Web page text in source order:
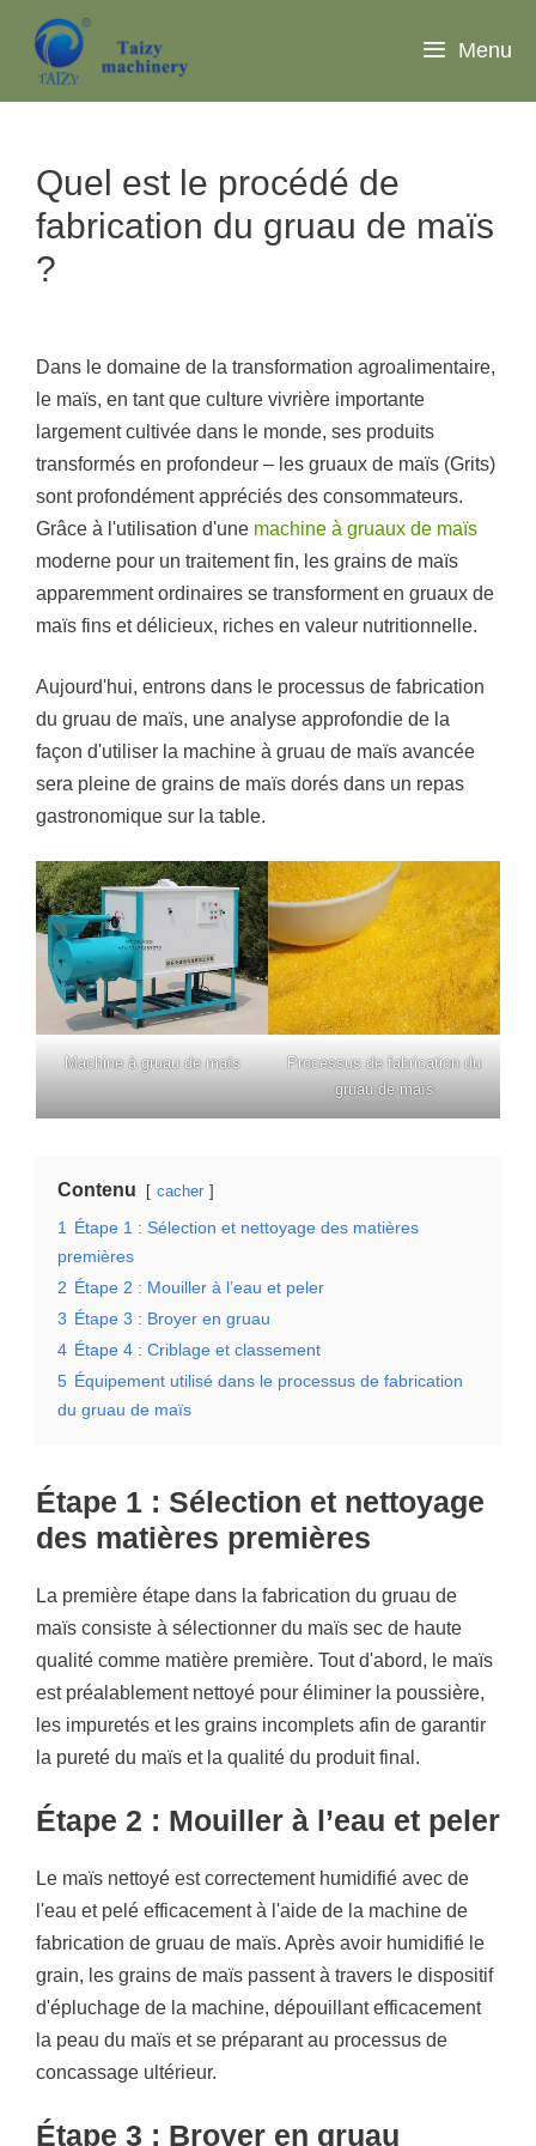
contenu
Menu
Quel est le procédé de
fabrication du gruau de maïs
?
Dans le domaine de la transformation agroalimentaire,
le maïs, en tant que culture vivrière importante
largement cultivée dans le monde, ses produits
transformés en profondeur – les gruaux de maïs (Grits)
sont profondément appréciés des consommateurs.
Grâce à l'utilisation d'une machine à gruaux de maïs
moderne pour un traitement fin, les grains de maïs
apparemment ordinaires se transforment en gruaux de
maïs fins et délicieux, riches en valeur nutritionnelle.
Aujourd'hui, entrons dans le processus de fabrication
du gruau de maïs, une analyse approfondie de la
façon d'utiliser la machine à gruau de maïs avancée
sera pleine de grains de maïs dorés dans un repas
gastronomique sur la table.
Machine à gruau de maïs
Processus de fabrication du
gruau de maïs
Contenu cacher
1 Étape 1 : Sélection et nettoyage des matières
premières
2 Étape 2 : Mouiller à l’eau et peler
3 Étape 3 : Broyer en gruau
4 Étape 4 : Criblage et classement
5 Équipement utilisé dans le processus de fabrication
du gruau de maïs
Étape 1 : Sélection et nettoyage
des matières premières
La première étape dans la fabrication du gruau de
maïs consiste à sélectionner du maïs sec de haute
qualité comme matière première. Tout d'abord, le maïs
est préalablement nettoyé pour éliminer la poussière,
les impuretés et les grains incomplets afin de garantir
la pureté du maïs et la qualité du produit final.
Étape 2 : Mouiller à l’eau et peler
Le maïs nettoyé est correctement humidifié avec de
l'eau et pelé efficacement à l'aide de la machine de
fabrication de gruau de maïs. Après avoir humidifié le
grain, les grains de maïs passent à travers le dispositif
d'épluchage de la machine, dépouillant efficacement
la peau du maïs et se préparant au processus de
concassage ultérieur.
Étape 3 : Broyer en gruau